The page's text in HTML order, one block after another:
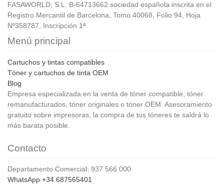
FASAWORLD, S.L. B-64713662 sociedad española inscrita en el
Registro Mercantil de Barcelona, Tomo 40068, Folio 94, Hoja
Nº358787, Inscripción 1ª
Menú principal
Cartuchos y tintas compatibles
Tóner y cartuchos de tinta OEM
Blog
Empresa especializada en la venta de tóner compatible, tóner
remanufacturados, tóner originales o tóner OEM. Asesoramiento
gratuito sobre impresoras, la compra de tus tóneres te saldrá lo
más barata posible.
Contacto
Departamento Comercial: 937 566 000
WhatsApp +34 687565401